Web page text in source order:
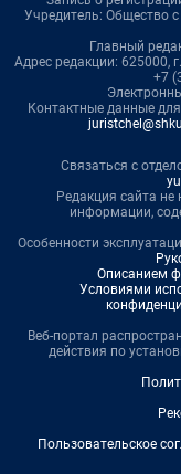
Учредитель: Общество
Главный
Адрес редакции: 625000,
+7
Контактные данные
Связаться с
Редакция сайта не
информации,
Особенности
Описанием
Условиями
Веб-портал
действия по
Пользовательское